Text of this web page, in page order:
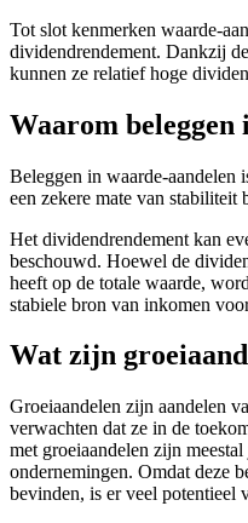
Tot slot kenmerken waarde-
dividendrendement. Dankzij
kunnen ze relatief hoge
Waarom beleggen
Beleggen in waarde-aandelen
een zekere mate van stabiliteit
Het dividendrendement kan
beschouwd. Hoewel de
heeft op de totale waarde,
stabiele bron van inkomen
Wat zijn
Groeiaandelen zijn aandelen
verwachten dat ze in de
met groeiaandelen zijn
ondernemingen. Omdat deze
bevinden, is er veel potentieel